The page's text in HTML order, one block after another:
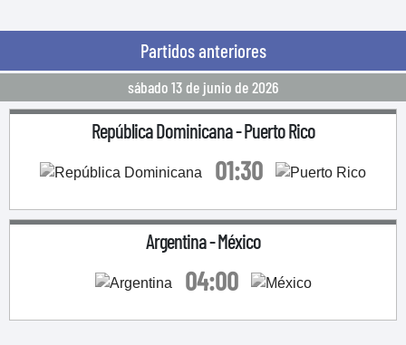
Partidos anteriores
sábado 13 de junio de 2026
República Dominicana-Puerto Rico
01:30
Argentina-México
04:00